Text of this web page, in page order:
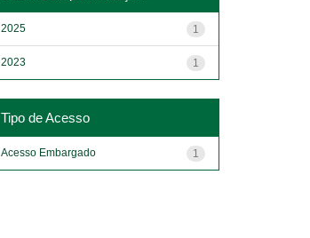
1
2025
1
2023
Tipo de Acesso
1
Acesso Embargado